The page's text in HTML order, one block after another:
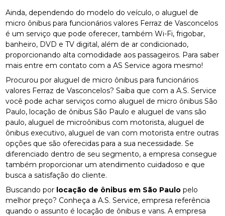
Ainda, dependendo do modelo do veículo, o aluguel de
micro ônibus para funcionários valores Ferraz de Vasconcelos
é um serviço que pode oferecer, também Wi-Fi, frigobar,
banheiro, DVD e TV digital, além de ar condicionado,
proporcionando alta comodidade aos passageiros. Para saber
mais entre em contato com a AS Service agora mesmo!
Procurou por aluguel de micro ônibus para funcionários
valores Ferraz de Vasconcelos? Saiba que com a A.S. Service
você pode achar serviços como aluguel de micro ônibus São
Paulo, locação de ônibus São Paulo e aluguel de vans são
paulo, aluguel de microônibus com motorista, aluguel de
ônibus executivo, aluguel de van com motorista entre outras
opções que são oferecidas para a sua necessidade. Se
diferenciado dentro de seu segmento, a empresa consegue
também proporcionar um atendimento cuidadoso e que
busca a satisfação do cliente.
Buscando por locação de ônibus em São Paulo pelo
melhor preço? Conheça a A.S. Service, empresa referência
quando o assunto é locação de ônibus e vans. A empresa